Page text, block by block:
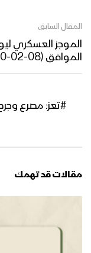
المقال السابق
الموافق (08-02-2020)م
#تعز: مصرع
مقالات قد تهمك